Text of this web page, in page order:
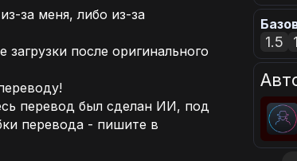
за меня, либо из-за
после оригинального
перевод был сделан ИИ, под
перевода - пишите в
1.5